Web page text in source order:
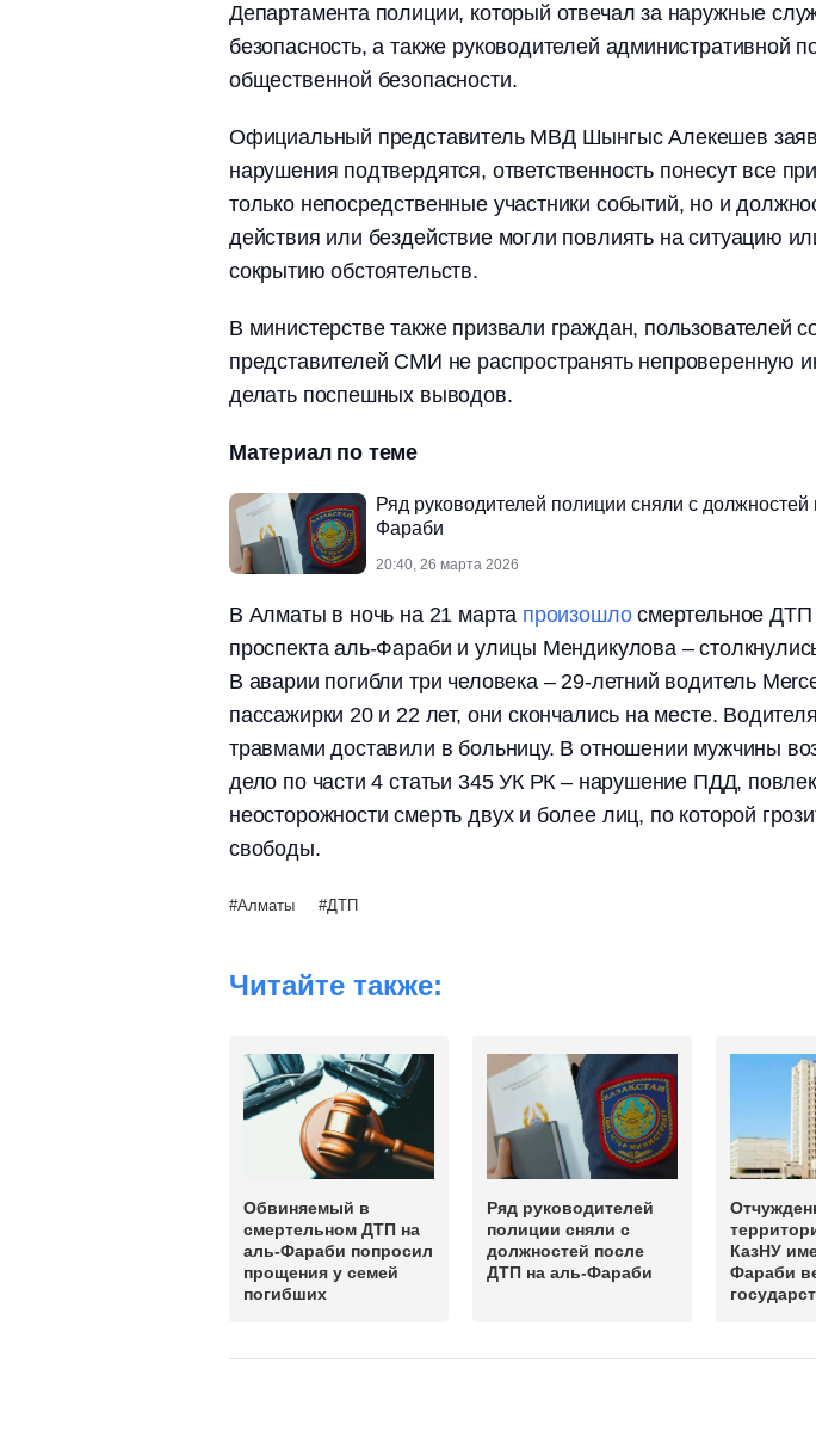
Департамента полиции, который отвечал за наружные
безопасность, а также руководителей административной
общественной безопасности.
Официальный представитель МВД Шынгыс Алекешев
нарушения подтвердятся, ответственность понесут все
только непосредственные участники событий, но и
действия или бездействие могли повлиять на ситуацию
сокрытию обстоятельств.
В министерстве также призвали граждан, пользователей
представителей СМИ не распространять непроверенную
делать поспешных выводов.
Материал по теме
Ряд руководителей полиции сняли с
Фараби
20:40, 26 марта 2026
В Алматы в ночь на 21 марта произошлосмертельное ДТП
проспекта аль-Фараби и улицы Мендикулова –
В аварии погибли три человека – 29-летний водитель
пассажирки 20 и 22 лет, они скончались на месте.
травмами доставили в больницу. В отношении мужчины
дело по части 4 статьи 345 УК РК – нарушение ПДД,
неосторожности смерть двух и более лиц, по которой
свободы.
Алматы ДТП
Читайте также:
Обвиняемый в
смертельном ДТП на
аль-Фараби попросил
прощения у семей
погибших
Ряд руководителей
полиции сняли с
должностей после
ДТП на аль-Фараби
КазНУ
Фараби